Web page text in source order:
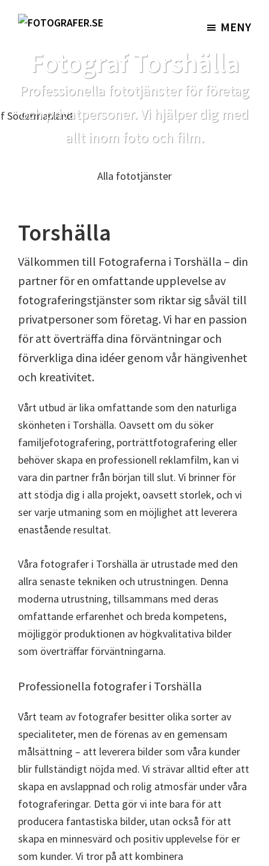
Fotografer.se MENY
Fotograf Torshälla
Professionella fototjänster för företag
och privatpersoner. Vi hjälper dig med
allt inom foto och film.
Alla fototjänster
Torshälla
Välkommen till Fotograferna i Torshälla – din
partner för en omfattande upplevelse av
fotograferingstjänster som riktar sig såväl till
privatpersoner som företag. Vi har en passion
för att överträffa dina förväntningar och
förverkliga dina idéer genom vår hängivenhet
och kreativitet.
Vårt utbud är lika omfattande som den naturliga
skönheten i Torshälla. Oavsett om du söker
familjefotografering, porträttfotografering eller
behöver skapa en professionell reklamfilm, kan vi
vara din partner från början till slut. Vi brinner för
att stödja dig i alla projekt, oavsett storlek, och vi
ser varje utmaning som en möjlighet att leverera
enastående resultat.
Våra fotografer i Torshälla är utrustade med den
allra senaste tekniken och utrustningen. Denna
moderna utrustning, tillsammans med deras
omfattande erfarenhet och breda kompetens,
möjliggör produktionen av högkvalitativa bilder
som överträffar förväntningarna.
Professionella fotografer i Torshälla
Vårt team av fotografer besitter olika sorter av
specialiteter, men de förenas av en gemensam
målsättning – att leverera bilder som våra kunder
blir fullständigt nöjda med. Vi strävar alltid efter att
skapa en avslappnad och rolig atmosfär under våra
fotograferingar. Detta gör vi inte bara för att
producera fantastiska bilder, utan också för att
skapa en minnesvärd och positiv upplevelse för er
som kunder. Vi tror på att kombinera